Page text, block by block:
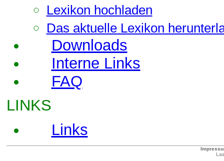
Lexikon hochladen
Das aktuelle Lexikon
Downloads
Interne Links
FAQ
LINKS
Links